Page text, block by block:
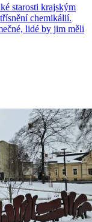
starosti krajským
chemikálií.
lidé by jim měli